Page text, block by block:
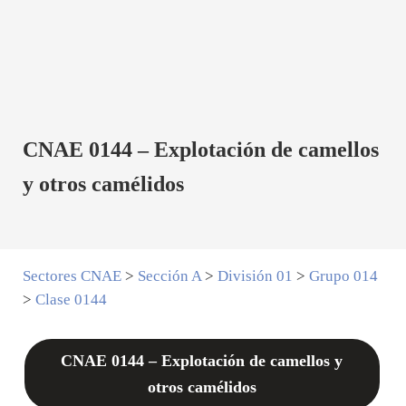
CNAE 0144 – Explotación de camellos
y otros camélidos
Sectores CNAE> Sección A> División 01 > Grupo 014
> Clase 0144
CNAE 0144 – Explotación de camellos y
otros camélidos